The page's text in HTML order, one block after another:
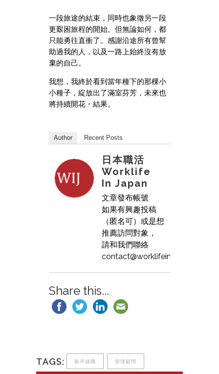
一段旅途的結束，同時也象徵另一段
更艱困旅程的開始。但無論如何，都
只能勇往直衝了。感謝沿途所有曾幫
助過我的人，以及一路上始終沒有放
棄的自己。
我想，我終於看到當年種下的那棵小
小種子，綻放出了滿室芬芳，未來也
將持續開花・結果。
Author Recent Posts
日本職活
Worklife
In Japan
文章發布帳號
如果有興趣投稿
（匿名可）或是想
推薦訪問對象，
請和我們聯絡
contact@worklifeinjapan.net
Share this...
TAGS: 新卒就職 管理顧問